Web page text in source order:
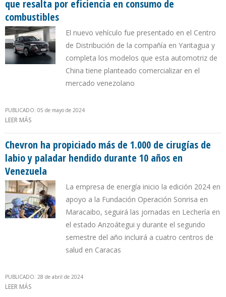
que resalta por eficiencia en consumo de
combustibles
El nuevo vehículo fue presentado en el Centro
de Distribución de la compañía en Yaritagua y
completa los modelos que esta automotriz de
China tiene planteado comercializar en el
mercado venezolano
PUBLICADO: 05 de mayo de 2024
LEER MÁS
Chevron ha propiciado más de 1.000 de cirugías de
labio y paladar hendido durante 10 años en
Venezuela
La empresa de energía inicio la edición 2024 en
apoyo a la Fundación Operación Sonrisa en
Maracaibo, seguirá las jornadas en Lechería en
el estado Anzoátegui y durante el segundo
semestre del año incluirá a cuatro centros de
salud en Caracas
PUBLICADO: 28 de abril de 2024
LEER MÁS